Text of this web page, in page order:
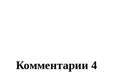
Комментарии 4